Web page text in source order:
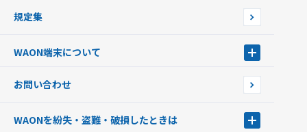
ご当地WAON
G.G WAON
WAONカード・WAONカードプラス
モバイルWAON
規定集
WAON端末について
WAONネットステーション
新型WAONステーション
お問い合わせ
WAONを紛失・盗難・破損したときは